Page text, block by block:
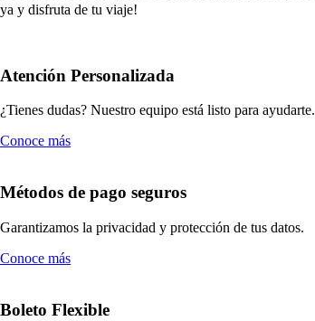
ya y disfruta de tu viaje!
Atención Personalizada
¿Tienes dudas? Nuestro equipo está listo para ayudarte.
Conoce más
Métodos de pago seguros
Garantizamos la privacidad y protección de tus datos.
Conoce más
Boleto Flexible